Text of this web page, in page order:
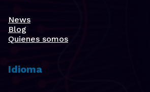
News
Blog
Quienes somos
Idioma